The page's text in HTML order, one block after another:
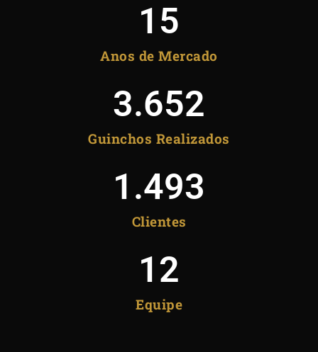
Anos de Mercado
15
Guinchos Realizados
3.652
Clientes
1.493
Equipe
12